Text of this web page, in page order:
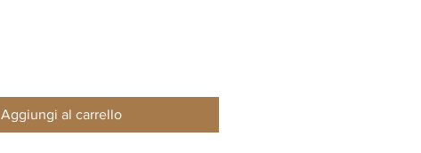
Aggiungi al carrello